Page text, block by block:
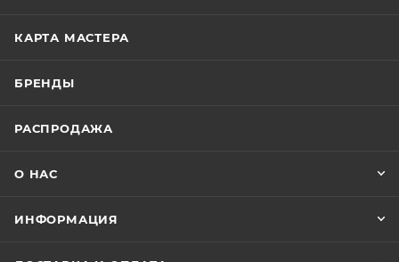
КАРТА МАСТЕРА
БРЕНДЫ
РАСПРОДАЖА
О НАС
ИНФОРМАЦИЯ